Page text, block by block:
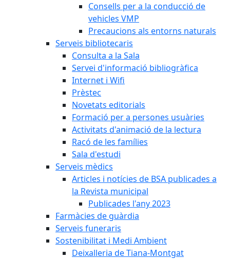
Consells per a la conducció de
vehicles VMP
Precaucions als entorns naturals
Serveis bibliotecaris
Consulta a la Sala
Servei d'informació bibliogràfica
Internet i Wifi
Prèstec
Novetats editorials
Formació per a persones usuàries
Activitats d'animació de la lectura
Racó de les famílies
Sala d'estudi
Serveis mèdics
Articles i notícies de BSA publicades a
la Revista municipal
Publicades l'any 2023
Farmàcies de guàrdia
Serveis funeraris
Sostenibilitat i Medi Ambient
Deixalleria de Tiana-Montgat